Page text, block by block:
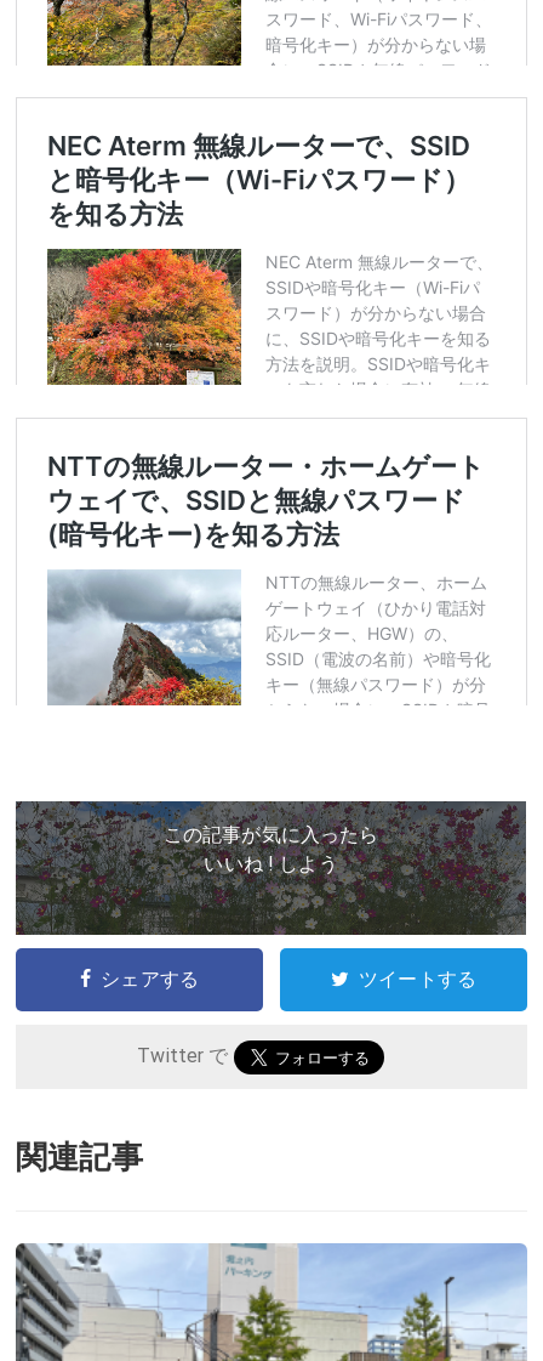
この記事が気に入ったら
いいね ! しよう
シェアする ツイートする
Twitter で
関連記事